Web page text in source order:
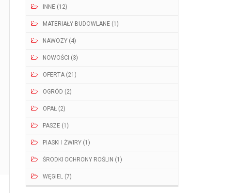
INNE (12)
MATERIAŁY BUDOWLANE (1)
NAWOZY (4)
NOWOŚCI (3)
OFERTA (21)
OGRÓD (2)
OPAŁ (2)
PASZE (1)
PIASKI I ŻWIRY (1)
ŚRODKI OCHRONY ROŚLIN (1)
WĘGIEL (7)